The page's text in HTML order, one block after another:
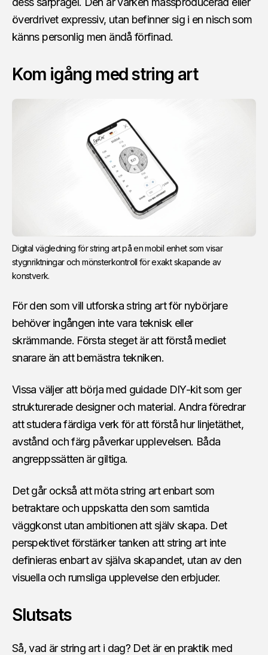
överdrivet expressiv, utan befinner sig i en nisch som
känns personlig men ändå förfinad.
Kom igång med string art
Digital vägledning för string art på en mobil enhet som visar
stygnriktningar och mönsterkontroll för exakt skapande av
konstverk.
För den som vill utforska string art för nybörjare
behöver ingången inte vara teknisk eller
skrämmande. Första steget är att förstå mediet
snarare än att bemästra tekniken.
Vissa väljer att börja med guidade DIY-kit som ger
strukturerade designer och material. Andra föredrar
att studera färdiga verk för att förstå hur linjetäthet,
avstånd och färg påverkar upplevelsen. Båda
angreppssätten är giltiga.
Det går också att möta string art enbart som
betraktare och uppskatta den som samtida
väggkonst utan ambitionen att själv skapa. Det
perspektivet förstärker tanken att string art inte
definieras enbart av själva skapandet, utan av den
visuella och rumsliga upplevelse den erbjuder.
Slutsats
Så, vad är string art i dag? Det är en praktik med